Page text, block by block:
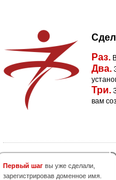
Раз.
Два.
Три.
вам
Первый шаг вы уже сделали,
зарегистрировав доменное имя.